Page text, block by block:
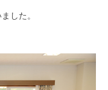
した。